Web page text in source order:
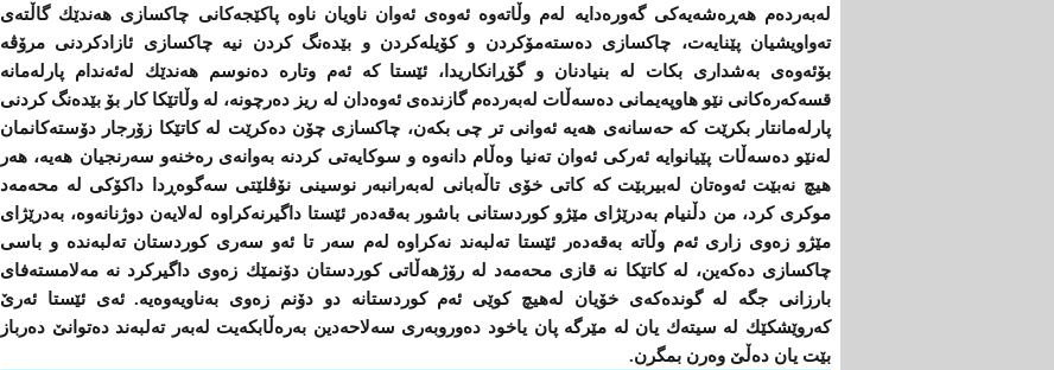
له‌به‌رده‌م هه‌ڕه‌شه‌یه‌كی‌ گه‌وره‌دایه‌ له‌م وڵاته‌وه ‌ئه‌وه‌ی‌ ئه‌وان ناویان ناوه‌ پاكێجه‌كانی‌ چاكسازی‌ هه‌ندێك گاڵته‌ی‌
ته‌واویشیان پێنایه‌ت، چاكسازی‌ ده‌سته‌مۆكردن و كۆیله‌كردن و بێده‌نگ كردن نیه‌ چاكسازی‌ ئازادكردنی‌ مرۆڤه‌
بۆئه‌وه‌ی‌ به‌شداری‌ بكات له‌ بنیادنان و گۆڕانكاریدا، ئێستا كه‌ ئه‌م وتاره‌ ده‌نوسم هه‌ندێك له‌ئه‌ندام پارله‌مانه‌
قسه‌كه‌ره‌كانی‌ نێو هاوپه‌یمانی‌ ده‌سه‌ڵات له‌به‌رده‌م گازنده‌ی‌ ئه‌وه‌دان له‌ ریز ده‌رچونه‌، له ‌وڵاتێكا كار بۆ بێده‌نگ كردنی‌
پارله‌مانتار بكرێت كه‌ حه‌سانه‌ی‌ هه‌یه‌ ئه‌وانی‌ تر چی‌ بكه‌ن، چاكسازی‌ چۆن ده‌كرێت له‌ كاتێكا زۆرجار دۆسته‌كانمان
له‌نێو ده‌سه‌ڵات پێیانوایه‌ ئه‌ركی‌ ئه‌وان ته‌نیا وه‌ڵام دانه‌وه ‌و سوكایه‌تی‌ كردنه‌ به‌وانه‌ی‌ ره‌خنه‌و سه‌رنجیان هه‌یه‌، هه‌ر
هیچ نه‌بێت ئه‌وه‌تان له‌بیربێت كه‌ كاتی‌ خۆی‌ تاڵه‌بانی‌ له‌به‌رانبه‌ر نوسینی‌ نۆڤلێتی‌ سه‌گوه‌ڕدا داكۆكی‌ له‌ محه‌مه‌د
موكری‌ كرد‌، من دڵنیام به‌درێژای‌ مێژو كوردستانی‌ باشور به‌قه‌ده‌ر ئێستا داگیرنه‌كراوه‌ له‌لایه‌ن دوژنانه‌وه‌، به‌درێژای‌
مێژو زه‌وی‌ زاری‌ ئه‌م وڵاته‌ به‌قه‌ده‌ر ئێستا ته‌لبه‌ند نه‌كراوه‌ له‌م سه‌ر تا ئه‌و سه‌ری‌ كوردستان ته‌لبه‌نده‌ و باسی‌
چاكسازی‌ ده‌كه‌ین، له‌ كاتێكا نه‌ قازی‌ محه‌مه‌د له‌ رۆژهه‌ڵاتی‌ كوردستان دۆنمێك زه‌وی‌ داگیركرد نه ‌مه‌لامسته‌فای‌
بارزانی‌ جگه‌ له‌ گونده‌كه‌ی‌ خۆیان له‌هیچ كوێی‌ ئه‌م كوردستانه‌ دو دۆنم زه‌وی‌ به‌ناویه‌وه‌یه‌. ئه‌ی‌ ئێستا ئه‌رێ‌
كه‌روێشكێك له‌ سیته‌ك یان له‌ مێرگه‌ پان یاخود ده‌وروبه‌ری‌ سه‌لاحه‌دین به‌ره‌ڵابكه‌یت له‌به‌ر ته‌لبه‌ند ده‌توانێ‌ ده‌رباز
بێت یان ده‌ڵێ‌ وه‌رن بمگرن.